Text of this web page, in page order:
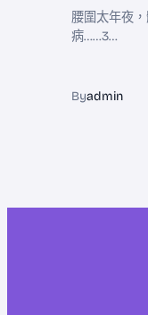
腰圍太年夜
病……3…
Byadmin